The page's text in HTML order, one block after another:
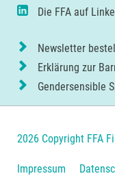
Die FFA auf
Newsletter
Erklärung zur
Gendersensible
2026 Copyright FFA
Navigation
Impressum